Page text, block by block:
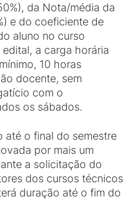
da Nota/média da
e do coeficiente de
aluno no curso
a carga horária
10 horas
docente, sem
com o
os sábados.
até o final do semestre
por mais um
a solicitação do
dos cursos técnicos
duração até o fim do